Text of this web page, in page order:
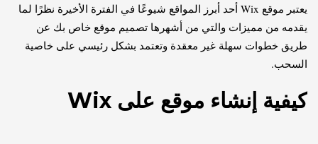
يعتبر موقع Wix أحد أبرز المواقع شيوعًا في الفترة الأخيرة نظرًا لما
يقدمه من مميزات والتي من أشهرها تصميم موقع خاص بك عن
طريق خطوات سهلة غير معقدة وتعتمد بشكل رئيسي على خاصية
السحب.
كيفية إنشاء موقع على Wix